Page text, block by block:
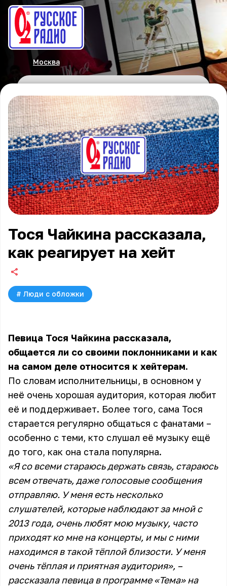
Москва
Тося Чайкина рассказала,
как реагирует на хейт
# Люди с обложки
Певица Тося Чайкина рассказала,
общается ли со своими поклонниками и как
на самом деле относится к хейтерам.
По словам исполнительницы, в основном у
неё очень хорошая аудитория, которая любит
её и поддерживает. Более того, сама Тося
старается регулярно общаться с фанатами –
особенно с теми, кто слушал её музыку ещё
до того, как она стала популярна.
«Я со всеми стараюсь держать связь, стараюсь
всем отвечать, даже голосовые сообщения
отправляю. У меня есть несколько
слушателей, которые наблюдают за мной с
2013 года, очень любят мою музыку, часто
приходят ко мне на концерты, и мы с ними
находимся в такой тёплой близости. У меня
очень тёплая и приятная аудитория», –
рассказала певица в программе «Тема» на